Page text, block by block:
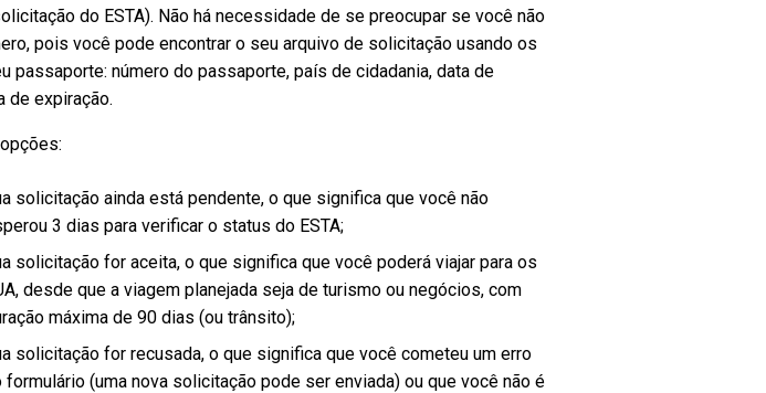
do ESTA). Não há necessidade de se preocupar se você não
pois você pode encontrar o seu arquivo de solicitação usando os
passaporte: número do passaporte, país de cidadania, data de
de expiração.
solicitação ainda está pendente, o que significa que você não
3 dias para verificar o status do ESTA;
solicitação for aceita, o que significa que você poderá viajar para os
desde que a viagem planejada seja de turismo ou negócios, com
máxima de 90 dias (ou trânsito);
solicitação for recusada, o que significa que você cometeu um erro
formulário (uma nova solicitação pode ser enviada) ou que você não é